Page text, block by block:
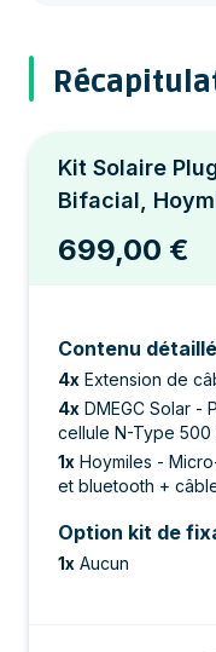
Kit Solaire
Bifacial,
699,00 €
Contenu
4x Extension de
4x DMEGC Solar -
cellule N-Type 500
1x Hoymiles -
et bluetooth +
Option kit de
1x Aucun